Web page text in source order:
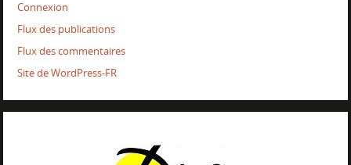
Connexion
Flux des publications
Flux des commentaires
Site de WordPress-FR